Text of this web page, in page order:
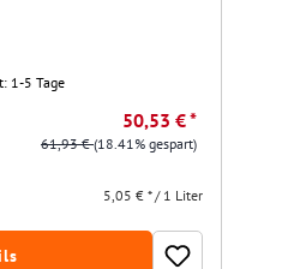
1-5 Tage
50,53 € *
61,93 €(18.41% gespart)
5,05 € * / 1 Liter